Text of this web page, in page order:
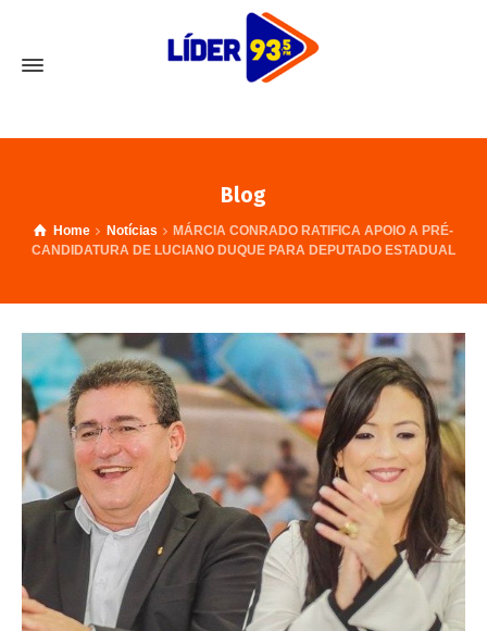
Blog
Home Notícias
MÁRCIA CONRADO RATIFICA APOIO A PRÉ-
CANDIDATURA DE LUCIANO DUQUE PARA DEPUTADO ESTADUAL